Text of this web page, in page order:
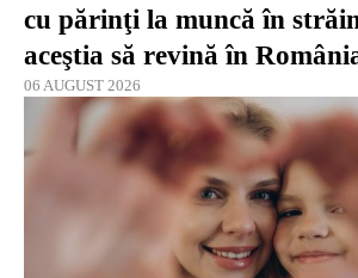
cu părinţi la muncă în
aceştia să revină în
06 AUGUST 2026